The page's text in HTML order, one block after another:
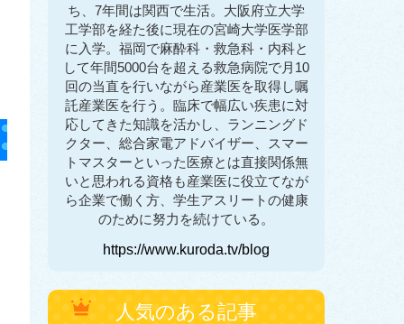
ち、7年間は関西で生活。大阪府立大学
工学部を経た後に現在の宮崎大学医学部
に入学。福岡で麻酔科・救急科・内科と
して年間5000台を超える救急病院で月10
回の当直を行いながら産業医を取得し嘱
託産業医を行う。臨床で幅広い疾患に対
応してきた知識を活かし、ランニングド
クター、総合家電アドバイザー、スマー
トマスターといった医療とは直接関係無
いと思われる資格も産業医に役立てなが
ら企業で働く方、学生アスリートの健康
のために努力を続けている。
https://www.kuroda.tv/blog
人気のある記事